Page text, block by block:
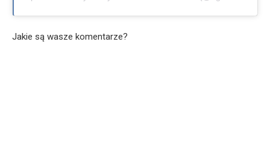
Jakie są wasze komentarze?